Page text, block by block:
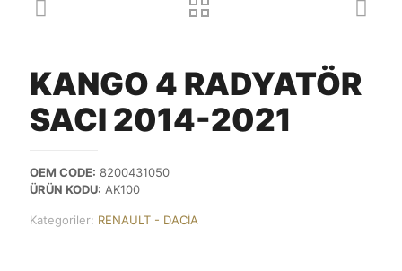
KANGO 4 RADYATÖR
SACI 2014-2021
OEM CODE: 8200431050
ÜRÜN KODU: AK100
Kategoriler: RENAULT - DACİA